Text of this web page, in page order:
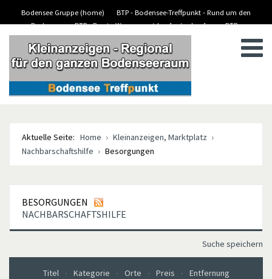
Bodensee Gruppe (home)
BTP - Bodensee-Treffpunkt - Rund um den
Bodensee
BTP - Boote-Wassersport-kaufen/verkaufen
BTP -
BTP - Kleinanzeigen
Aktuelle Seite: Home
Kleinanzeigen, Marktplatz
Nachbarschaftshilfe
Besorgungen
BESORGUNGEN
NACHBARSCHAFTSHILFE
Suche speichern
Titel Kategorie Orte Preis Entfernung